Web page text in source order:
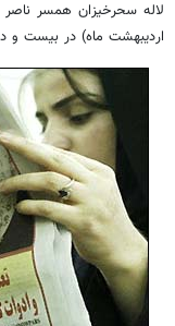
اردیبهشت ماه) در بیست و